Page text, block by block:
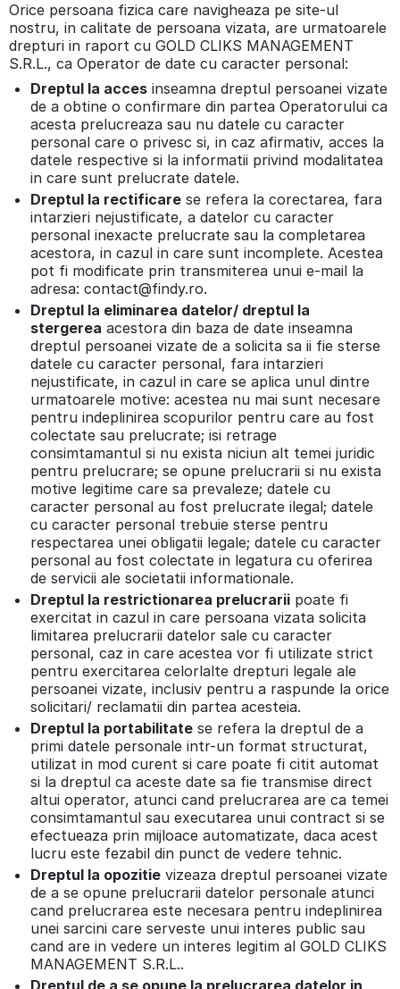
Orice persoana fizica care navigheaza pe site-ul
nostru, in calitate de persoana vizata, are urmatoarele
drepturi in raport cu GOLD CLIKS MANAGEMENT
S.R.L., ca Operator de date cu caracter personal:
Dreptul la acces inseamna dreptul persoanei vizate
de a obtine o confirmare din partea Operatorului ca
acesta prelucreaza sau nu datele cu caracter
personal care o privesc si, in caz afirmativ, acces la
datele respective si la informatii privind modalitatea
in care sunt prelucrate datele.
Dreptul la rectificare se refera la corectarea, fara
intarzieri nejustificate, a datelor cu caracter
personal inexacte prelucrate sau la completarea
acestora, in cazul in care sunt incomplete. Acestea
pot fi modificate prin transmiterea unui e-mail la
adresa: contact@findy.ro.
Dreptul la eliminarea datelor/ dreptul la
stergerea acestora din baza de date inseamna
dreptul persoanei vizate de a solicita sa ii fie sterse
datele cu caracter personal, fara intarzieri
nejustificate, in cazul in care se aplica unul dintre
urmatoarele motive: acestea nu mai sunt necesare
pentru indeplinirea scopurilor pentru care au fost
colectate sau prelucrate; isi retrage
consimtamantul si nu exista niciun alt temei juridic
pentru prelucrare; se opune prelucrarii si nu exista
motive legitime care sa prevaleze; datele cu
caracter personal au fost prelucrate ilegal; datele
cu caracter personal trebuie sterse pentru
respectarea unei obligatii legale; datele cu caracter
personal au fost colectate in legatura cu oferirea
de servicii ale societatii informationale.
Dreptul la restrictionarea prelucrarii poate fi
exercitat in cazul in care persoana vizata solicita
limitarea prelucrarii datelor sale cu caracter
personal, caz in care acestea vor fi utilizate strict
pentru exercitarea celorlalte drepturi legale ale
persoanei vizate, inclusiv pentru a raspunde la orice
solicitari/ reclamatii din partea acesteia.
Dreptul la portabilitate se refera la dreptul de a
primi datele personale intr-un format structurat,
utilizat in mod curent si care poate fi citit automat
si la dreptul ca aceste date sa fie transmise direct
altui operator, atunci cand prelucrarea are ca temei
consimtamantul sau executarea unui contract si se
efectueaza prin mijloace automatizate, daca acest
lucru este fezabil din punct de vedere tehnic.
Dreptul la opozitie vizeaza dreptul persoanei vizate
de a se opune prelucrarii datelor personale atunci
cand prelucrarea este necesara pentru indeplinirea
unei sarcini care serveste unui interes public sau
cand are in vedere un interes legitim al GOLD CLIKS
MANAGEMENT S.R.L..
Dreptul de a se opune la prelucrarea datelor in